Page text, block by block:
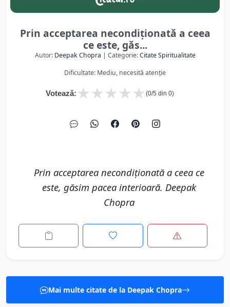
Prin acceptarea necondiționată a ceea
ce este, găs...
Autor: Deepak Chopra | Categorie:Citate Spiritualitate
Dificultate: Mediu, necesită atenție
Votează: ★
★
★
★
★ (0/5 din 0)
Prin acceptarea necondiționată a ceea ce
este, găsim pacea interioară. Deepak
Chopra
Mai multe citate de la Deepak Chopra